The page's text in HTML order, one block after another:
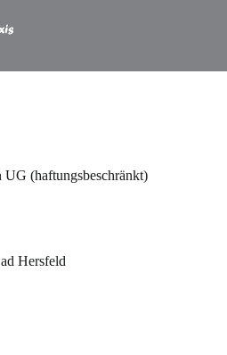
(haftungsbeschränkt)
Hersfeld